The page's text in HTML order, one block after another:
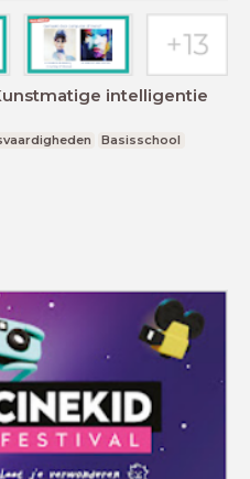
intelligentie
Basisschool